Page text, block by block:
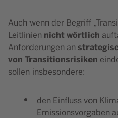
Auch wenn der Begriff
Leitlinien nicht wörtlich
Anforderungen an
von Transitionsrisiken
sollen insbesondere:
den Einfluss von
Emissionsvorgaben